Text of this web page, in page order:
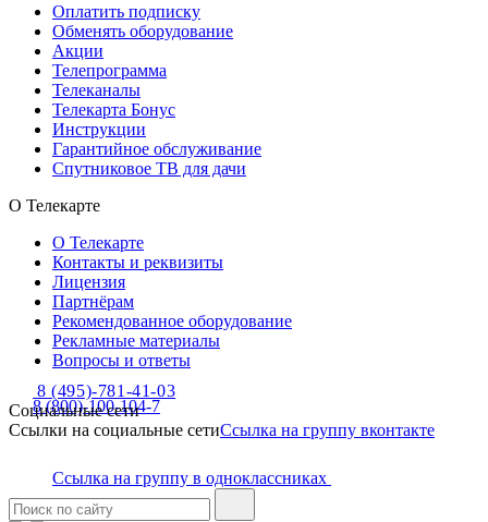
Оплатить подписку
Обменять оборудование
Акции
Телепрограмма
Телеканалы
Телекарта Бонус
Инструкции
Гарантийное обслуживание
Спутниковое ТВ для дачи
О Телекарте
О Телекарте
Контакты и реквизиты
Лицензия
Партнёрам
Рекомендованное оборудование
Рекламные материалы
Вопросы и ответы
8 (800)-100-104-7
8 (495)-781-41-03
Социальные сети
Ссылки на социальные сетиСсылка на группу вконтакте
Ссылка на группу в одноклассниках